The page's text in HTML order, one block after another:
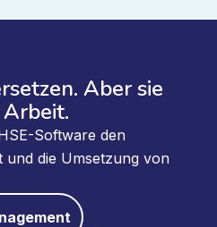
Aber sie
Software den
die Umsetzung von